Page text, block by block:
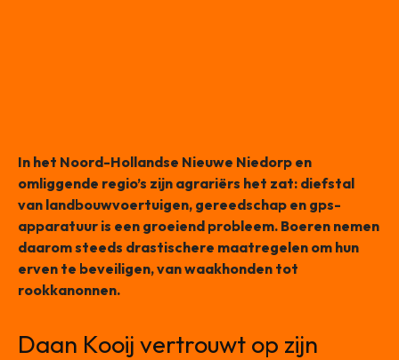
In het Noord-Hollandse Nieuwe Niedorp en
omliggende regio’s zijn agrariërs het zat: diefstal
van landbouwvoertuigen, gereedschap en gps-
apparatuur is een groeiend probleem. Boeren nemen
daarom steeds drastischere maatregelen om hun
erven te beveiligen, van waakhonden tot
rookkanonnen.
Daan Kooij vertrouwt op zijn